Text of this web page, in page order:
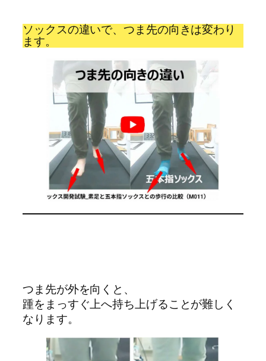
ソックスの違いで、つま先の向きは変わり
ます。
つま先が外を向くと、
踵をまっすぐ上へ持ち上げることが難しく
なります。